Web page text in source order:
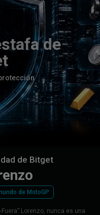
stafa de
t
rotección
de Bitget
de MotoGP
Lorenzo, nunca es una